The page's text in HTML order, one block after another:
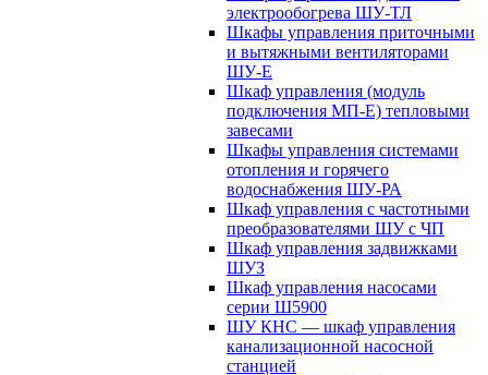
электрообогрева ШУ-ТЛ
Шкафы управления приточными
и вытяжными вентиляторами
ШУ-Е
Шкаф управления (модуль
подключения МП-Е) тепловыми
завесами
Шкафы управления системами
отопления и горячего
водоснабжения ШУ-РА
Шкаф управления с частотными
преобразователями ШУ с ЧП
Шкаф управления задвижками
ШУЗ
Шкаф управления насосами
серии Ш5900
ШУ КНС — шкаф управления
канализационной насосной
станцией